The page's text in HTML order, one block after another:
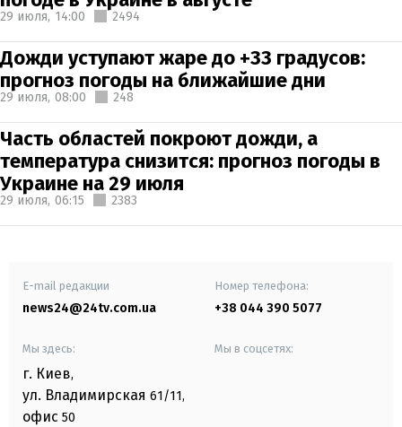
29 июля, 14:00 2494
Дожди уступают жаре до +33 градусов:
прогноз погоды на ближайшие дни
29 июля, 08:00 248
Часть областей покроют дожди, а
температура снизится: прогноз погоды в
Украине на 29 июля
29 июля, 06:15 2383
E-mail редакции
news24@24tv.com.ua
Номер телефона:
+38 044 390 5077
Мы здесь:
г. Киев,
ул. Владимирская 61/11,
офис 50
Мы в соцсетях: